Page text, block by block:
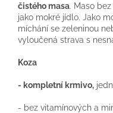
čistého masa. Maso
jako mokré jídlo. Jako
míchání se zeleninou
vyloučená strava s
Koza
- kompletní krmivo,
- bez vitamínových a